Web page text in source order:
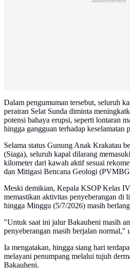
Dalam pengumuman tersebut, seluruh
perairan Selat Sunda diminta
potensi bahaya erupsi, seperti lontaran
hingga gangguan terhadap keselamatan
Selama status Gunung Anak Krakatau
(Siaga), seluruh kapal dilarang
kilometer dari kawah aktif sesuai
dan Mitigasi Bencana Geologi
Meski demikian, Kepala KSOP Kelas
memastikan aktivitas penyeberangan di
hingga Minggu (5/7/2026) masih
"Untuk saat ini jalur Bakauheni masih
penyeberangan masih berjalan normal,"
Ia mengatakan, hingga siang hari
melayani penumpang melalui tujuh
Bakauheni.